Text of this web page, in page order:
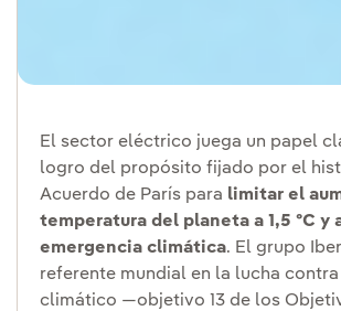
El sector eléctrico juega un papel
logro del propósito fijado por el
Acuerdo de París para limitar el
temperatura del planeta a 1,5 ºC y
emergencia climática. El grupo
referente mundial en la lucha
climático —objetivo 13 de los